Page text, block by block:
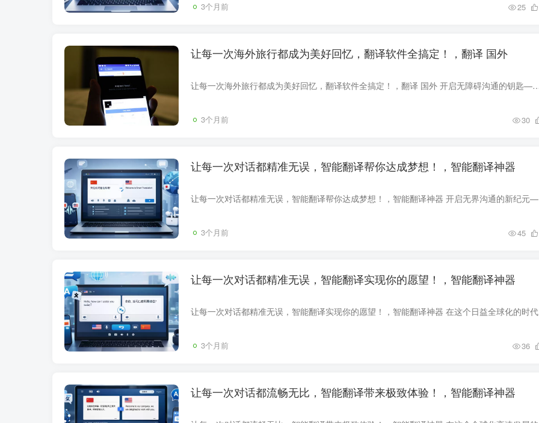
3个月前 25
让每一次海外旅行都成为美好回忆，翻译软件全搞定！，翻译 国外
让每一次海外旅行都成为美好回忆，翻译软件全搞定！，翻译 国外 开启无障碍沟通的钥匙——翻译软件让旅游变简单
3个月前 30
让每一次对话都精准无误，智能翻译帮你达成梦想！，智能翻译神器
3个月前 45
让每一次对话都精准无误，智能翻译实现你的愿望！，智能翻译神器
3个月前 36
让每一次对话都流畅无比，智能翻译带来极致体验！，智能翻译神器